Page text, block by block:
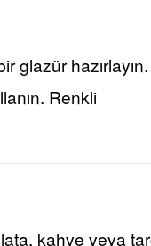
glazür hazırlayın.
Renkli
kahve veya